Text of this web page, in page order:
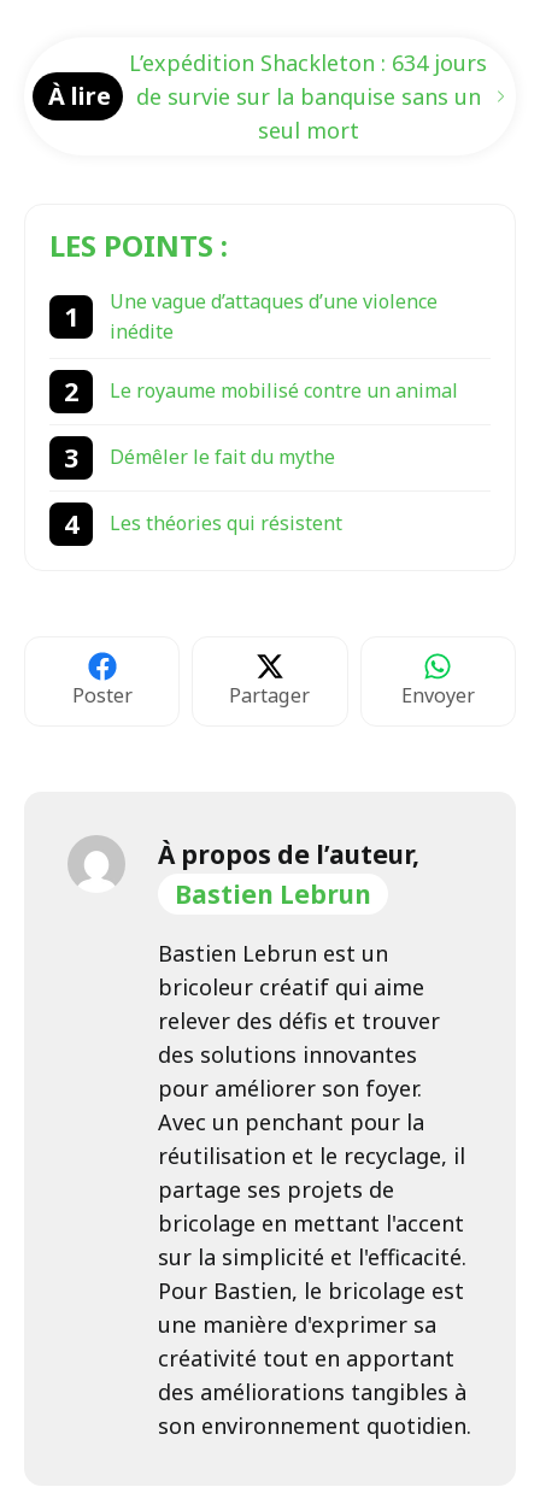
À lire
L’expédition Shackleton : 634 jours
de survie sur la banquise sans un
seul mort
LES POINTS :
Une vague d’attaques d’une violence
inédite
Le royaume mobilisé contre un animal
Démêler le fait du mythe
Les théories qui résistent
Poster Partager Envoyer
À propos de l’auteur,
Bastien Lebrun
Bastien Lebrun est un
bricoleur créatif qui aime
relever des défis et trouver
des solutions innovantes
pour améliorer son foyer.
Avec un penchant pour la
réutilisation et le recyclage, il
partage ses projets de
bricolage en mettant l'accent
sur la simplicité et l'efficacité.
Pour Bastien, le bricolage est
une manière d'exprimer sa
créativité tout en apportant
des améliorations tangibles à
son environnement quotidien.